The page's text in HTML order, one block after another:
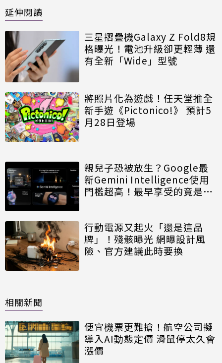
延伸閱讀
三星摺疊機Galaxy Z Fold8規
格曝光！電池升級卻更輕薄 還
有全新「Wide」型號
將照片化為遊戲！任天堂推全
新手遊《Pictonico!》 預計5
月28日登場
親兒子恐被放生？Google最
新Gemini Intelligence使用
門檻超高！最早享受的竟是三
行動電源又起火「還是這品
牌」！殘骸曝光 網曝設計風
險、官方建議此時要換
相關新聞
便宜機票更難搶！航空公司擬
導入AI動態定價 滑鼠停太久會
漲價